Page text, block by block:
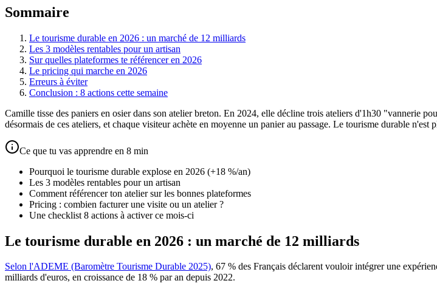
Sommaire
Le tourisme durable en 2026 : un marché de 12 milliards
Les 3 modèles rentables pour un artisan
Sur quelles plateformes te référencer en 2026
Le pricing qui marche en 2026
Erreurs à éviter
Conclusion : 8 actions cette semaine
Camille tisse des paniers en osier dans son atelier breton. En 2024, elle décline trois ateliers d'1h30 "vannerie
désormais de ces ateliers, et chaque visiteur achète en moyenne un panier au passage. Le tourisme durable
Ce que tu vas apprendre en 8 min
Pourquoi le tourisme durable explose en 2026 (+18 %/an)
Les 3 modèles rentables pour un artisan
Comment référencer ton atelier sur les bonnes plateformes
Pricing : combien facturer une visite ou un atelier ?
Une checklist 8 actions à activer ce mois-ci
Le tourisme durable en 2026 : un marché de 12 milliards
Selon l'ADEME (Baromètre Tourisme Durable 2025), 67 % des Français déclarent vouloir intégrer une
milliards d'euros, en croissance de 18 % par an depuis 2022.